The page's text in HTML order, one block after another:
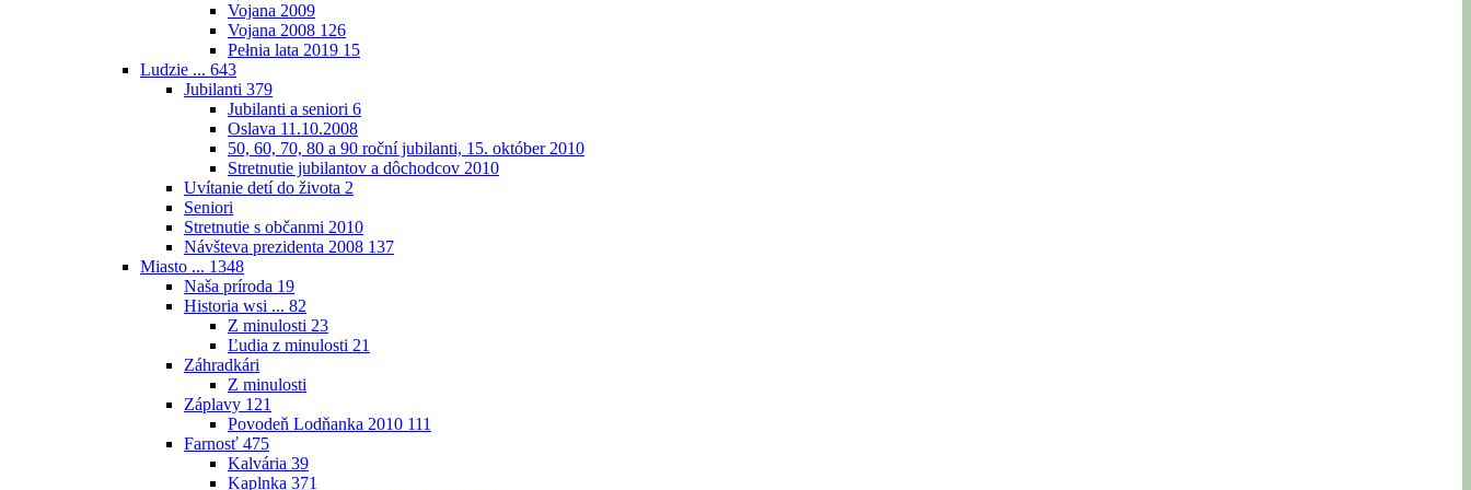
Vojana 2009
Vojana 2008 126
Pełnia lata 2019 15
Ludzie ... 643
Jubilanti 379
Jubilanti a seniori 6
Oslava 11.10.2008
50, 60, 70, 80 a 90 roční jubilanti, 15. október 2010
Stretnutie jubilantov a dôchodcov 2010
Uvítanie detí do života 2
Seniori
Stretnutie s občanmi 2010
Návšteva prezidenta 2008 137
Miasto ... 1348
Naša príroda 19
Historia wsi ... 82
Z minulosti 23
Ľudia z minulosti 21
Záhradkári
Z minulosti
Záplavy 121
Povodeň Lodňanka 2010 111
Farnosť 475
Kalvária 39
Kaplnka 371